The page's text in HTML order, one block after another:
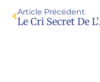
Article Précédent
Le Cri Secret